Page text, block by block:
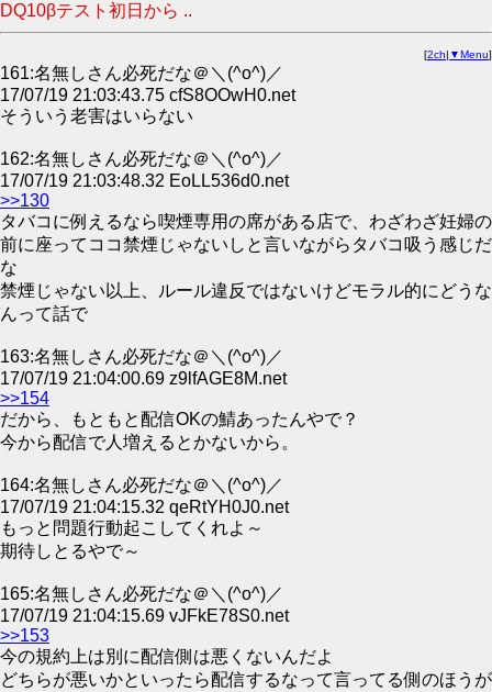
DQ10βテスト初日から ..
[2ch| ▼Menu]
161:名無しさん必死だな＠＼(^o^)／
17/07/19 21:03:43.75 cfS8OOwH0.net
そういう老害はいらない
162:名無しさん必死だな＠＼(^o^)／
17/07/19 21:03:48.32 EoLL536d0.net
>>130
タバコに例えるなら喫煙専用の席がある店で、わざわざ妊婦の
前に座ってココ禁煙じゃないしと言いながらタバコ吸う感じだ
な
禁煙じゃない以上、ルール違反ではないけどモラル的にどうな
んって話で
163:名無しさん必死だな＠＼(^o^)／
17/07/19 21:04:00.69 z9lfAGE8M.net
>>154
だから、もともと配信OKの鯖あったんやで？
今から配信で人増えるとかないから。
164:名無しさん必死だな＠＼(^o^)／
17/07/19 21:04:15.32 qeRtYH0J0.net
もっと問題行動起こしてくれよ～
期待しとるやで～
165:名無しさん必死だな＠＼(^o^)／
17/07/19 21:04:15.69 vJFkE78S0.net
>>153
今の規約上は別に配信側は悪くないんだよ
どちらが悪いかといったら配信するなって言ってる側のほうが